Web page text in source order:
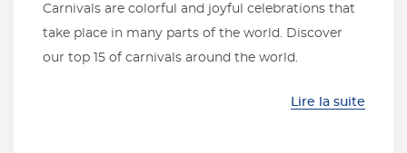
Carnivals are colorful and joyful celebrations that
take place in many parts of the world. Discover
our top 15 of carnivals around the world.
Lire la suite